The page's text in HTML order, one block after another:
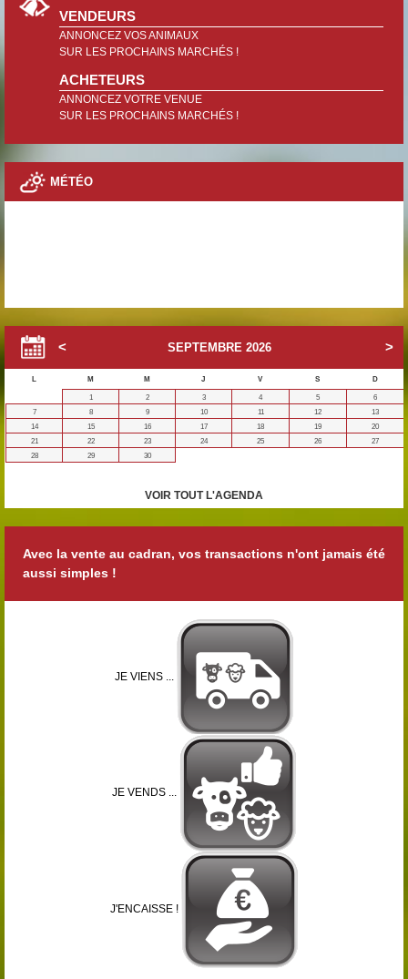
VENDEURS
ANNONCEZ VOS ANIMAUX
SUR LES PROCHAINS MARCHÉS !
ACHETEURS
ANNONCEZ VOTRE VENUE
SUR LES PROCHAINS MARCHÉS !
MÉTÉO
SEPTEMBRE 2026
L M M J V S
D
1
2 3 4 5
6
7
8 9 10 11 12
13
14
15 16 17 18 19
20
21
22 23 24 25 26
27
28
29 30
VOIR TOUT L'AGENDA
Avec la vente au cadran, vos transactions n'ont jamais été
aussi simples !
JE VIENS ...
JE VENDS ...
J'ENCAISSE !